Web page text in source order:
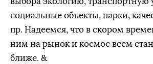
социальные объекты, парки,
пр. Надеемся, что в скором
ним на рынок и космос всем
ближе. &